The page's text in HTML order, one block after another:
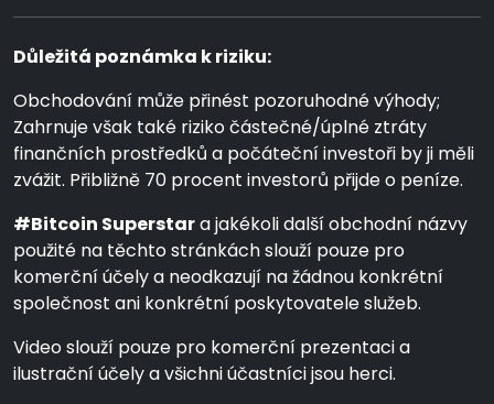
Důležitá poznámka k riziku:
Obchodování může přinést pozoruhodné výhody;
Zahrnuje však také riziko částečné/úplné ztráty
finančních prostředků a počáteční investoři by ji měli
zvážit. Přibližně 70 procent investorů přijde o peníze.
#Bitcoin Superstara jakékoli další obchodní názvy
použité na těchto stránkách slouží pouze pro
komerční účely a neodkazují na žádnou konkrétní
společnost ani konkrétní poskytovatele služeb.
Video slouží pouze pro komerční prezentaci a
ilustrační účely a všichni účastníci jsou herci.